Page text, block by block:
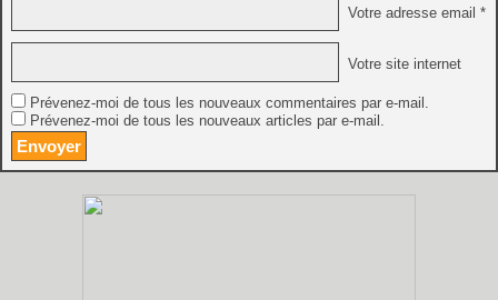
Votre adresse email *
Votre site internet
Prévenez-moi de tous les nouveaux commentaires par e-mail.
Prévenez-moi de tous les nouveaux articles par e-mail.